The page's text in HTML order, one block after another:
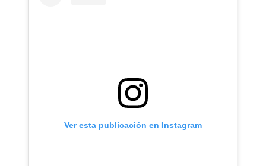
Ver esta publicación en Instagram